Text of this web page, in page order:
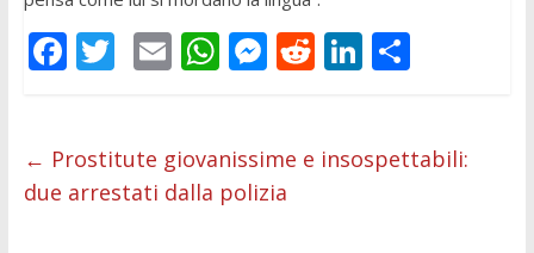
F
b
o
T
er
E
l
W
s
A
M
e
n
R
di
Li
e
C
di
← Prostitute giovanissime e insospettabili:
due arrestati dalla polizia